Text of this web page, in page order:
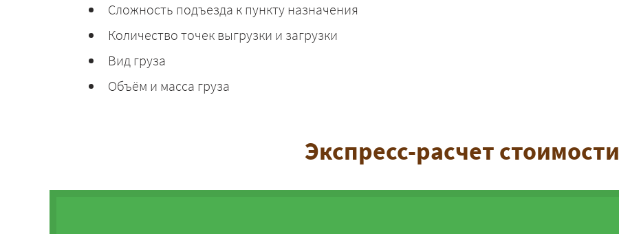
Сложность подъезда к пункту назначения
Количество точек выгрузки и загрузки
Вид груза
Объём и масса груза
Экспресс-расчет стоимости